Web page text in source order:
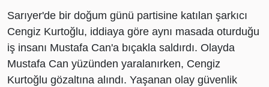
Sarıyer'de bir doğum günü partisine katılan şarkıcı
Cengiz Kurtoğlu, iddiaya göre aynı masada oturduğu
iş insanı Mustafa Can'a bıçakla saldırdı. Olayda
Mustafa Can yüzünden yaralanırken, Cengiz
Kurtoğlu gözaltına alındı. Yaşanan olay güvenlik